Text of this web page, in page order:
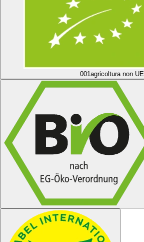
001agricoltura non UE